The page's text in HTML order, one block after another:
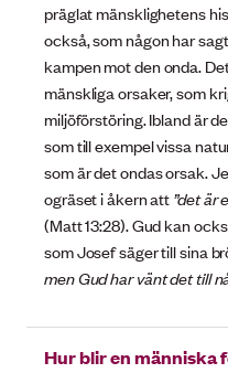
präglat mänsklighetens
också, som någon har
kampen mot den onda.
mänskliga orsaker, som
miljöförstöring. Ibland är
som till exempel vissa
som är det ondas orsak.
ogräset i åkern att”det är
(Matt 13:28). Gud kan
som Josef säger till sina
men Gud har vänt det till
Hur blir en människa